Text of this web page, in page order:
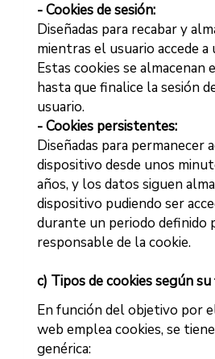
- Cookies de sesión:
Diseñadas para recabar y
mientras el usuario accede a
Estas cookies se almacenan
hasta que finalice la sesión
usuario.
- Cookies persistentes:
Diseñadas para permanecer
dispositivo desde unos
años, y los datos siguen
dispositivo pudiendo ser
durante un periodo definido
responsable de la cookie.
c) Tipos de cookies según su
En función del objetivo por
web emplea cookies, se
genérica: